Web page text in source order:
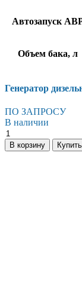
Автозапуск
Объем бака, л
Генератор
ПО ЗАПРОСУ
В наличии
В корзину